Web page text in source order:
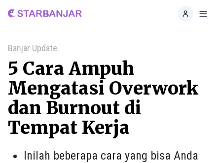
Home
Banjar Update
5 Cara Ampuh
Mengatasi Overwork
dan Burnout di
Tempat Kerja
Inilah beberapa cara yang bisa Anda